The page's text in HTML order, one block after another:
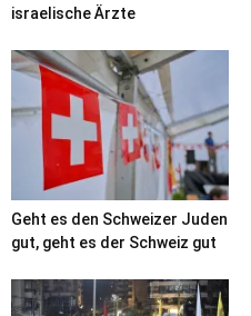
israelische Ärzte
Geht es den Schweizer Juden
gut, geht es der Schweiz gut